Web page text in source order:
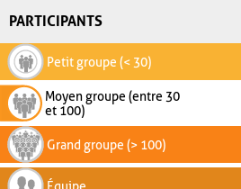
PARTICIPANTS
Petit groupe (< 30)
Moyen groupe (entre 30
et 100)
Grand groupe (> 100)
Équipe